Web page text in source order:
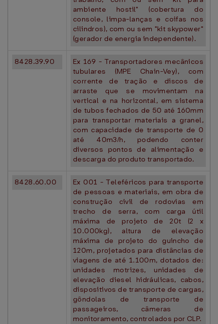
ambiente hostil" (cobertura do
console, limpa-lanças e coifas nos
cilindros), com ou sem "kit skypower"
(gerador de energia independente).
8428.39.90
Ex 169 - Transportadores mecânicos
tubulares (MPE Chain-Vey), com
corrente de tração e discos de
arraste que se movimentam na
vertical e na horizontal, em sistema
de tubos fechados de 50 até 160mm
para transportar materiais a granel,
com capacidade de transporte de 0
até 40m3/h, podendo conter
diversos pontos de alimentação e
descarga do produto transportado.
8428.60.00
Ex 001 - Teleféricos para transporte
de pessoas e materiais, em obra de
construção civil de rodovias em
trecho de serra, com carga útil
máxima de projeto de 20t (2 x
10.000kg), altura de elevação
máxima de projeto do guincho de
120m, projetados para distâncias de
viagens de até 1.100m, dotados de:
unidades motrizes, unidades de
elevação diesel hidráulicas, cabos,
dispositivos de transporte de cargas,
gôndolas de transporte de
passageiros, câmeras de
monitoramento, controlados por CLP.